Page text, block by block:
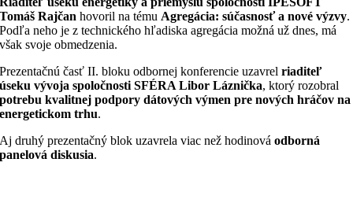
Tomáš Rajčan hovoril na tému Agregácia: súčasnosť a nové výzvy.
Podľa neho je z technického hľadiska agregácia možná už dnes, má
však svoje obmedzenia.
Prezentačnú časť II. bloku odbornej konferencie uzavrelriaditeľ
úseku vývoja spoločnosti SFÉRA Libor Láznička, ktorý rozobral
potrebu kvalitnej podpory dátových výmen pre nových hráčov na
energetickom trhu.
Aj druhý prezentačný blok uzavrela viac než hodinováodborná
panelová diskusia.